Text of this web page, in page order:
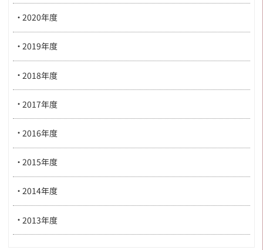
2020年度
2019年度
2018年度
2017年度
2016年度
2015年度
2014年度
2013年度